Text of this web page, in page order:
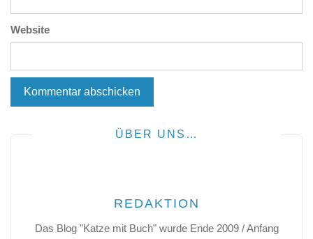
Website
ÜBER UNS…
REDAKTION
Das Blog "Katze mit Buch" wurde Ende 2009 / Anfang